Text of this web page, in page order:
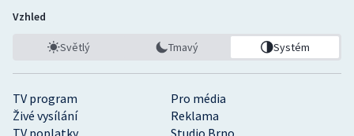
TV program
Pro média
Živé vysílání
Reklama
TV poplatky
Studio Brno
Vzhled
Světlý Tmavý Systém